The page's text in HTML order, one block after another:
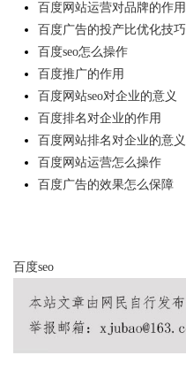
百度网站运营对品牌的作用
百度广告的投产比优化技巧
百度seo怎么操作
百度推广的作用
百度网站seo对企业的意义
百度排名对企业的作用
百度网站排名对企业的意义
百度网站运营怎么操作
百度广告的效果怎么保障
百度seo